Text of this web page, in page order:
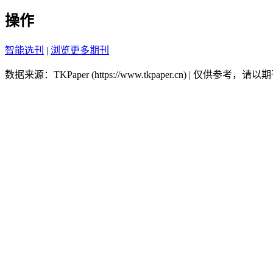
操作
智能选刊 | 浏览更多期刊
数据来源：TKPaper (https://www.tkpaper.cn) | 仅供参考，请以